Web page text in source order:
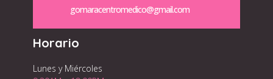
gomaracentromedico@gmail.com
Horario
Lunes y Miércoles